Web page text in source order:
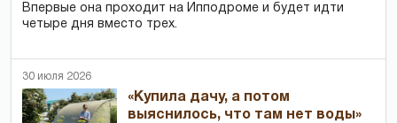
Впервые она проходит на Ипподроме и будет идти
четыре дня вместо трех.
30 июля 2026
«Купила дачу, а потом
выяснилось, что там нет воды»